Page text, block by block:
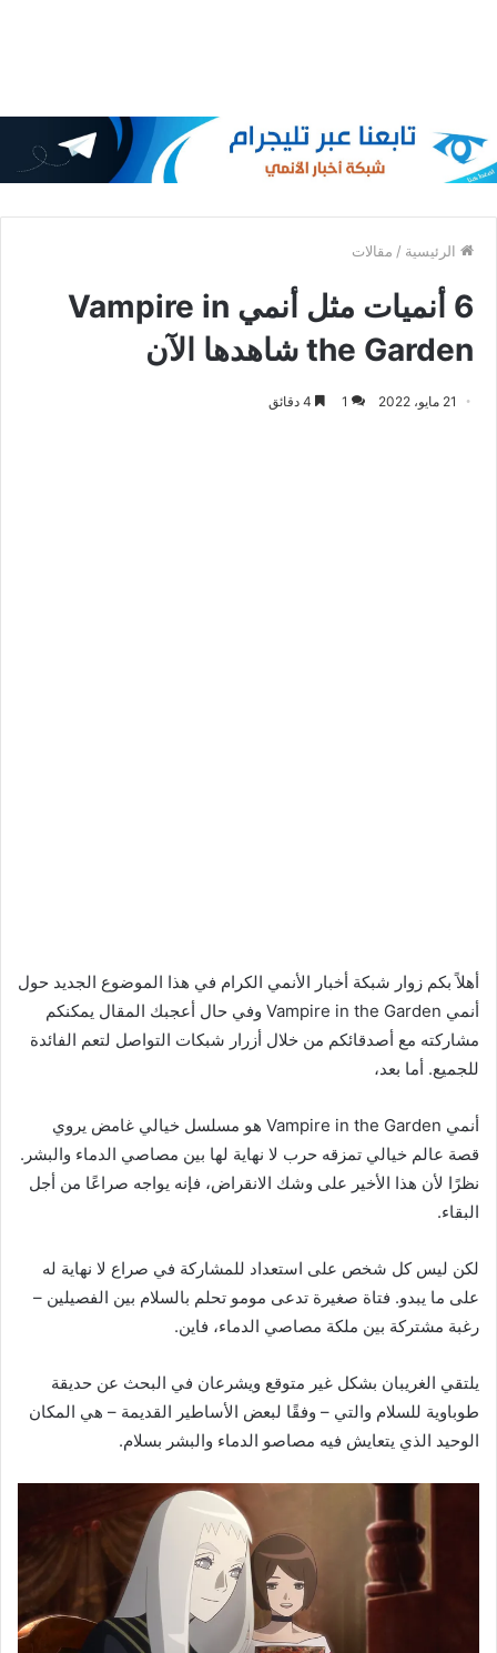
الرئيسية / مقالات
6 أنميات مثل أنمي Vampire in
the Garden شاهدها الآن
21 مايو، 2022 1
أهلاً بكم زوار شبكة أخبار الأنمي الكرام في هذا الموضوع الجديد حول
أنمي Vampire in the Garden وفي حال أعجبك المقال يمكنكم
مشاركته مع أصدقائكم من خلال أزرار شبكات التواصل لتعم الفائدة
للجميع. أما بعد،
أنمي Vampire in the Garden هو مسلسل خيالي غامض يروي
قصة عالم خيالي تمزقه حرب لا نهاية لها بين مصاصي الدماء والبشر.
نظرًا لأن هذا الأخير على وشك الانقراض، فإنه يواجه صراعًا من أجل
البقاء.
لكن ليس كل شخص على استعداد للمشاركة في صراع لا نهاية له
على ما يبدو. فتاة صغيرة تدعى مومو تحلم بالسلام بين الفصيلين –
رغبة مشتركة بين ملكة مصاصي الدماء، فاين.
يلتقي الغريبان بشكل غير متوقع ويشرعان في البحث عن حديقة
طوباوية للسلام والتي – وفقًا لبعض الأساطير القديمة – هي المكان
الوحيد الذي يتعايش فيه مصاصو الدماء والبشر بسلام.